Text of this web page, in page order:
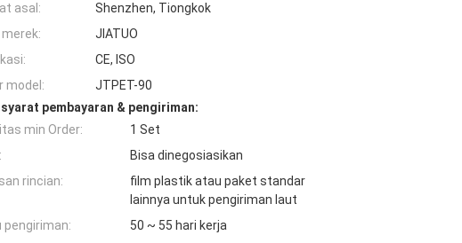
asal:
Shenzhen, Tiongkok
merek:
JIATUO
CE, ISO
model:
JTPET-90
pembayaran & pengiriman:
min Order:
1 Set
Bisa dinegosiasikan
rincian:
film plastik atau paket standar
lainnya untuk pengiriman laut
pengiriman:
50 ~ 55 hari kerja